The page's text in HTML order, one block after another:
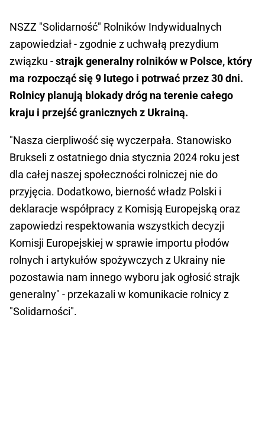
NSZZ "Solidarność" Rolników Indywidualnych
zapowiedział - zgodnie z uchwałą prezydium
związku -strajk generalny rolników w Polsce, który
ma rozpocząć się 9 lutego i potrwać przez 30 dni.
Rolnicy planują blokady dróg na terenie całego
kraju i przejść granicznych z Ukrainą.
"Nasza cierpliwość się wyczerpała. Stanowisko
Brukseli z ostatniego dnia stycznia 2024 roku jest
dla całej naszej społeczności rolniczej nie do
przyjęcia. Dodatkowo, bierność władz Polski i
deklaracje współpracy z Komisją Europejską oraz
zapowiedzi respektowania wszystkich decyzji
Komisji Europejskiej w sprawie importu płodów
rolnych i artykułów spożywczych z Ukrainy nie
pozostawia nam innego wyboru jak ogłosić strajk
generalny" - przekazali w komunikacie rolnicy z
"Solidarności".